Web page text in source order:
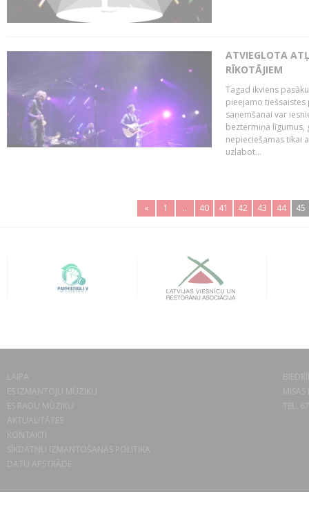
ATVIEGLOTA
RĪKOTĀJIEM
Tagad ikviens
pieejamo tiešsaistes
saņemšanai var
beztermiņa līgumus,
nepieciešamas tikai
uzlabot...
« 1 .. 40 41 42 43 44 45
LAIPA
ES IZMANTOJU MŪZIKU
ES RADU MŪZIKU
AKTUALITĀTES
KONTAKTI
SĪKDATŅU IZMANTOŠANAS POLITIKA
DATU APSTRĀDE
TEL.